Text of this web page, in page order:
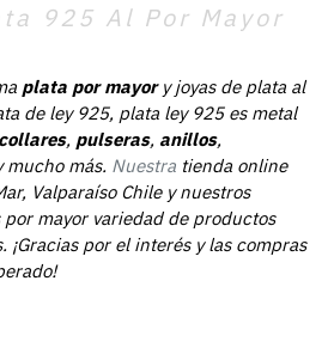
925 Al Por Mayor
plata por mayory joyas de plata al
de ley 925, plata ley 925 es metal
collares, pulseras, anillos,
mucho más. Nuestra tienda online
Valparaíso Chile y nuestros
mayor variedad de productos
¡Gracias por el interés y las compras